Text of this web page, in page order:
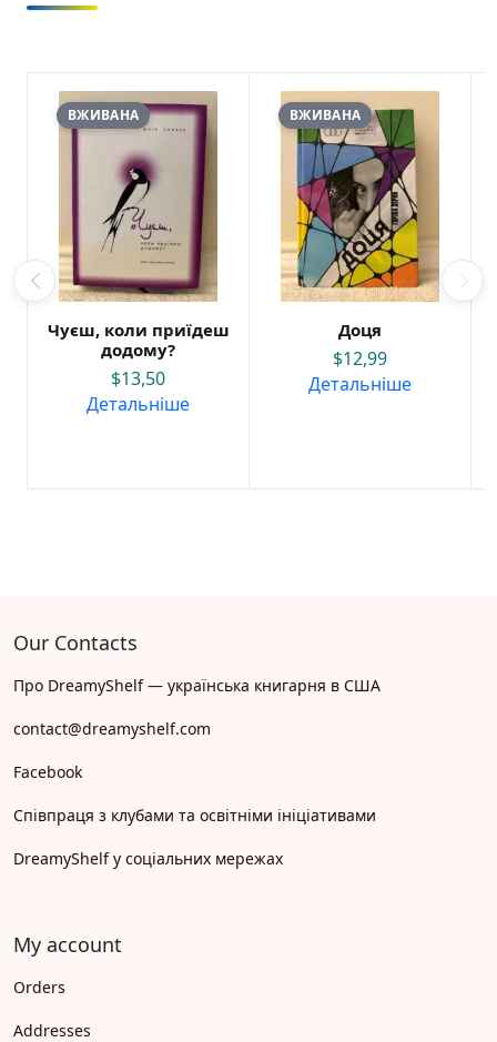
ВЖИВАНА
Чуєш, коли приїдеш
додому?
$13,50
Детальніше
ВЖИВАНА
Доця
$12,99
Детальніше
Our Contacts
Про DreamyShelf — українська книгарня в США
contact@dreamyshelf.com
Facebook
Співпраця з клубами та освітніми ініціативами
DreamyShelf у соціальних мережах
My account
Orders
Addresses